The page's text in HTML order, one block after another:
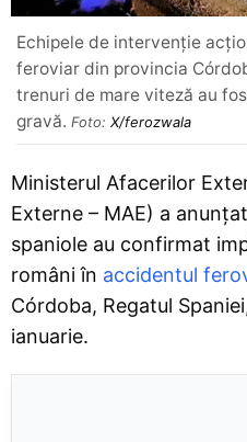
Echipele de intervenție
feroviar din provincia
trenuri de mare viteză au
gravă. Foto: X/ferozwala
Ministerul Afacerilor
Externe – MAE) a
spaniole au confirmat
români în accidentul
Córdoba, Regatul
ianuarie.